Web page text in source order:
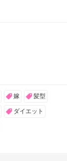
嫁 髪型
ダイエット